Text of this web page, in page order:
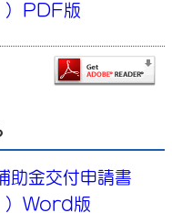
）PDF版
助金交付申請書
）Word版